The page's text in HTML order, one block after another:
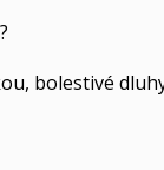
bolestivé